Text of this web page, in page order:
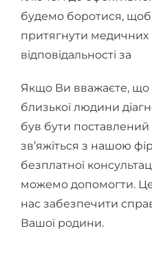
будемо боротися, щоб
притягнути медичних
відповідальності за
Якщо Ви вважаєте, що
близької людини
був бути поставлений
зв’яжіться з нашою
безплатної
можемо допомогти.
нас забезпечити
Вашої родини.